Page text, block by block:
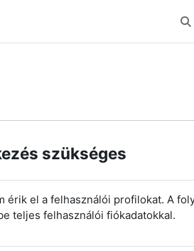
szükséges
érik el a felhasználói profilokat. A
teljes felhasználói fiókadatokkal.